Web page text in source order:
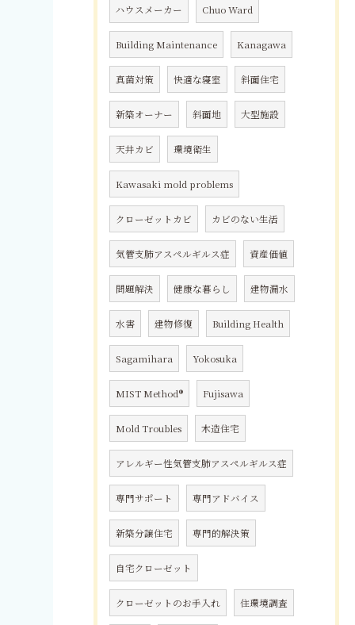
ハウスメーカー Chuo Ward
Building Maintenance Kanagawa
真菌対策 快適な寝室 斜面住宅
新築オーナー 斜面地 大型施設
天井カビ 環境衛生
Kawasaki mold problems
クローゼットカビ カビのない生活
気管支肺アスペルギルス症 資産価値
問題解決 健康な暮らし 建物漏水
水害 建物修復 Building Health
Sagamihara Yokosuka
MIST Method® Fujisawa
Mold Troubles 木造住宅
アレルギー性気管支肺アスペルギルス症
専門サポート 専門アドバイス
新築分譲住宅 専門的解決策
自宅クローゼット
クローゼットのお手入れ 住環境調査